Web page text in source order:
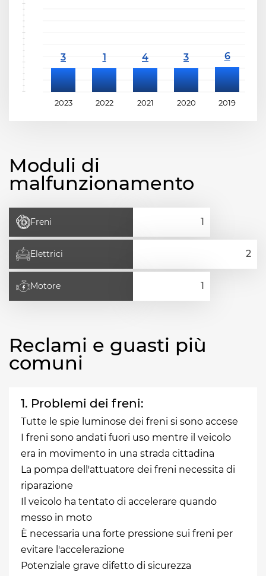
2023 2022 2021 2020 2019
Moduli di
malfunzionamento
Freni
Elettrici
Motore
Reclami e guasti più
comuni
1. Problemi dei freni:
Tutte le spie luminose dei freni si sono accese
I freni sono andati fuori uso mentre il veicolo
era in movimento in una strada cittadina
La pompa dell'attuatore dei freni necessita di
riparazione
Il veicolo ha tentato di accelerare quando
messo in moto
È necessaria una forte pressione sui freni per
evitare l'accelerazione
Potenziale grave difetto di sicurezza